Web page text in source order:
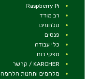
Raspberry Pi
רב מודד
מלחמים
פנסים
כלי עבודה
ספקי כוח
KARCHER / קרשר
מלחמים ותחנות הלחמה